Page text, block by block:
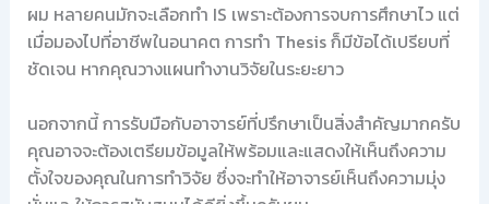
ผม หลายคนมักจะเลือกทำ IS เพราะต้องการจบการศึกษาไว แต่
เมื่อมองไปที่อาชีพในอนาคต การทำ Thesis ก็มีข้อได้เปรียบที่
ชัดเจน หากคุณวางแผนทำงานวิจัยในระยะยาว
นอกจากนี้ การรับมือกับอาจารย์ที่ปรึกษาเป็นสิ่งสำคัญมากครับ
คุณอาจจะต้องเตรียมข้อมูลให้พร้อมและแสดงให้เห็นถึงความ
ตั้งใจของคุณในการทำวิจัย ซึ่งจะทำให้อาจารย์เห็นถึงความมุ่ง